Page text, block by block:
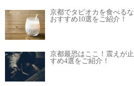
京都でタピオカを食べる
おすすめ10選をご紹介！
京都最恐はここ！震えが
すめ4選をご紹介！